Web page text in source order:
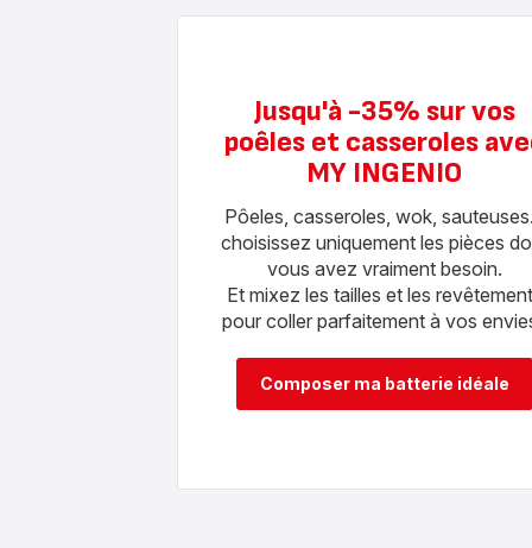
Jusqu'à -35% sur vos
poêles et casseroles
MY INGENIO
Pôeles, casseroles, wok,
choisissez uniquement les pièces
vous avez vraiment besoin.
Et mixez les tailles et les
pour coller parfaitement à vos
Composer ma batterie idéale